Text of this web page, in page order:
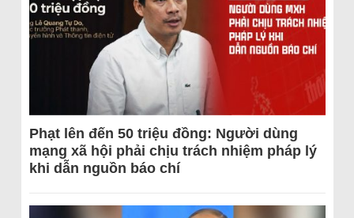
Phạt lên đến 50 triệu đồng: Người dùng
mạng xã hội phải chịu trách nhiệm pháp lý
khi dẫn nguồn báo chí